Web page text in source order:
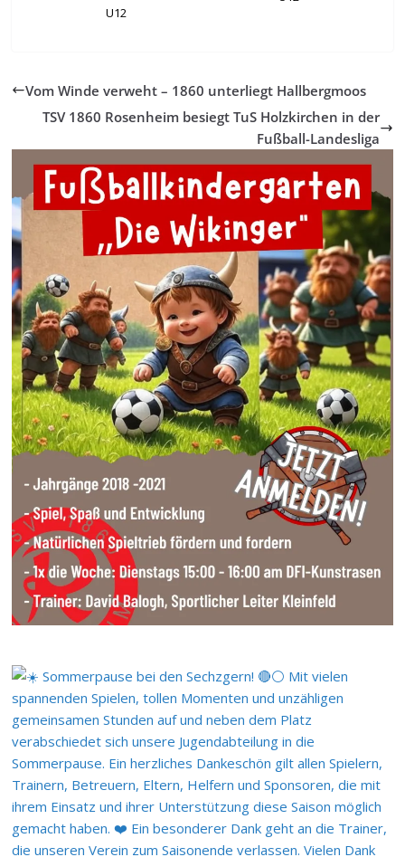
U12
Vom Winde verweht – 1860 unterliegt Hallbergmoos
TSV 1860 Rosenheim besiegt TuS Holzkirchen in der
Fußball-Landesliga